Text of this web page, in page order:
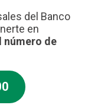
del Banco
en
número de